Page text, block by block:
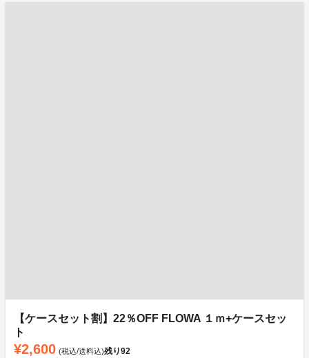
【ケースセット割】22％OFF FLOWA １ｍ+ケースセッ
ト
¥2,600 (税込/送料込)残り92